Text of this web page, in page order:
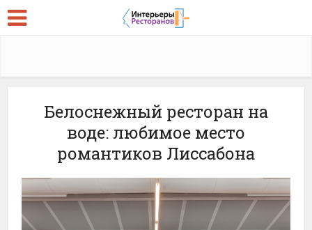
Белоснежный ресторан на
воде: любимое место
романтиков Лиссабона